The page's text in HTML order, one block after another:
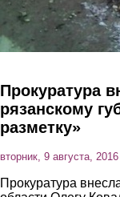
Прокуратура
рязанскому
разметку»
вторник, 9 августа,
Прокуратура